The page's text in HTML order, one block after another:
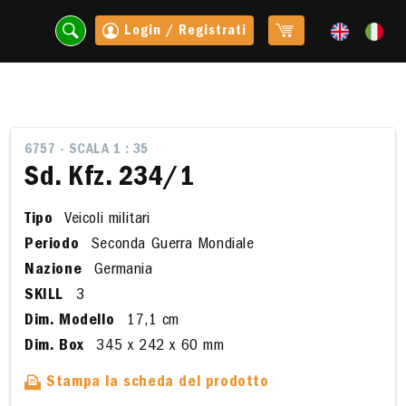
Login / Registrati
6757 - SCALA 1 : 35
Sd. Kfz. 234/1
Tipo
Veicoli militari
Periodo
Seconda Guerra Mondiale
Nazione
Germania
SKILL
3
Dim. Modello
17,1 cm
Dim. Box
345 x 242 x 60 mm
Stampa la scheda del prodotto